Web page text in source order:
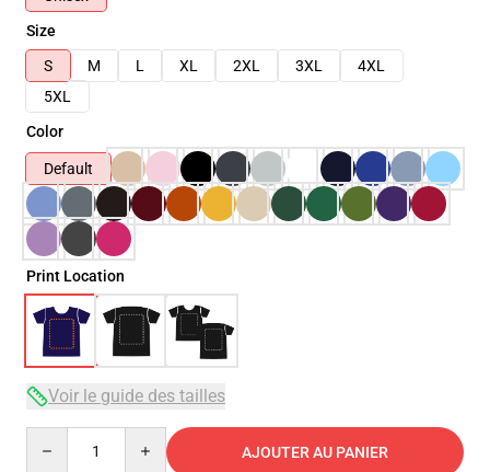
Size
S
M L XL 2XL 3XL
4XL
5XL
Color
Default
Print Location
Voir le guide des tailles
AJOUTER AU PANIER